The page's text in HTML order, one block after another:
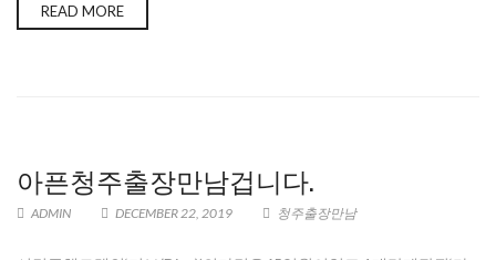
READ MORE
아픈청주출장만남겁니다.
ADMIN DECEMBER 22, 2019 청주출장만남